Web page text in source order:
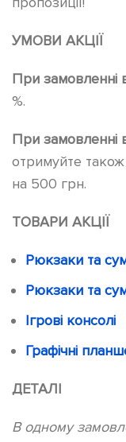
УМОВИ АКЦІЇ
При замовленні
%.
При замовленні
отримуйте
на 500 грн.
ТОВАРИ АКЦІЇ
Рюкзаки та
Рюкзаки та
Ігрові консолі
Графічні
ДЕТАЛІ
В одному